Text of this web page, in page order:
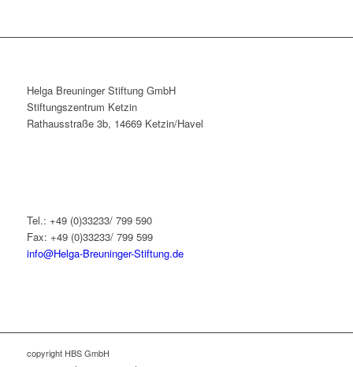
Helga Breuninger Stiftung GmbH
Stiftungszentrum Ketzin
Rathausstraße 3b, 14669 Ketzin/Havel
Tel.: +49 (0)33233/ 799 590
Fax: +49 (0)33233/ 799 599
info@Helga-Breuninger-Stiftung.de
copyright HBS GmbH